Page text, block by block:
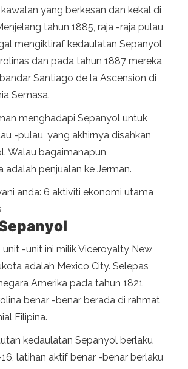
yang berkesan dan kekal di
tahun 1885, raja -raja pulau
mengiktiraf kedaulatan Sepanyol
dan pada tahun 1887 mereka
Santiago de la Ascension di
Semasa.
menghadapi Sepanyol untuk
-pulau, yang akhirnya disahkan
Walau bagaimanapun,
adalah penjualan ke Jerman.
anda: 6 aktiviti ekonomi utama
unit -unit ini milik Viceroyalty New
adalah Mexico City. Selepas
Amerika pada tahun 1821,
benar -benar berada di rahmat
Filipina.
kedaulatan Sepanyol berlaku
latihan aktif benar -benar berlaku